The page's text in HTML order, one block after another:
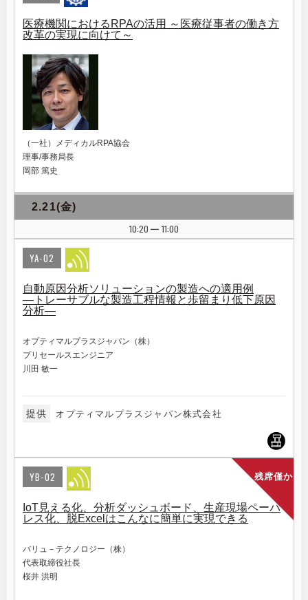
医療機関におけるRPAの活用 ～医療従事者の働き方
改革の実現に向けて～
（一社）メディカルRPA協会
理事/事務局長
岡部 篤史
2.21(金)
10:20
| 11:00
YA-02
自動原因分析ソリューションの製造への適用例
―トレーサブルな製造工程情報と歩留まり低下原因
分析―
オプティマルプラスジャパン（株）
プリセールスエンジニア
川田 敏一
提供 オプティマルプラスジャパン株式会社
残席僅か
YB-02
IoT見える化、分析ダッシュボード、生産現場ペーパ
レス化、脱Excelはこんなに簡単に実現できる
バリュ－テクノロジー（株）
代表取締役社長
桜井 洪明